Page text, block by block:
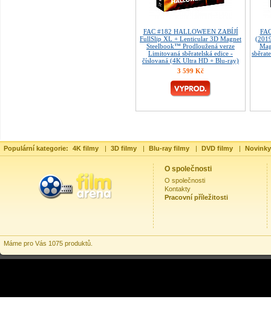
FAC #182 HALLOWEEN ZABÍJÍ
FullSlip XL + Lenticular 3D Magnet
Steelbook™ Prodloužená verze
Limitovaná sběratelská edice -
číslovaná (4K Ultra HD + Blu-ray)
3 599 Kč
Populární kategorie: 4K filmy | 3D filmy | Blu-ray filmy | DVD filmy |
O společnosti
O společnosti
Kontakty
Pracovní příležitosti
Máme pro Vás 1075 produktů.